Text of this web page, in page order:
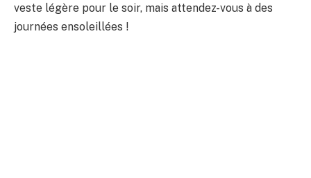
veste légère pour le soir, mais attendez-vous à des
journées ensoleillées !